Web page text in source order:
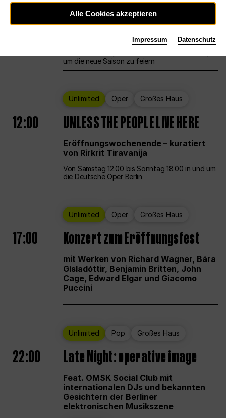
12:00 Eröffnungswochenende
um die neue Saison zu feiern
Unlimited Oper Großes Haus
12:00 UNLESS THE PEOPLE LIVE HERE
Eröffnungswochenende – kuratiert
von Rirkrit Tiravanija
Von Samstag 12.00 bis Sonntag 18.00 in und um
die Deutsche Oper Berlin
Unlimited Oper Großes Haus
17:00 Konzert zum Eröffnungsfest
mit Werken von Richard Wagner, Bára
Gísladóttir, Benjamin Britten, John
Cage, Edward Elgar und Giacomo
Puccini
Unlimited Pop Großes Haus
22:00 Late Night: operative image
Feat. OMSK Social Club mit
internationalen DJs und bekannten
Gesichtern der Berliner
elektronischen Musikszene
Alle Cookies akzeptieren
Impressum Datenschutz